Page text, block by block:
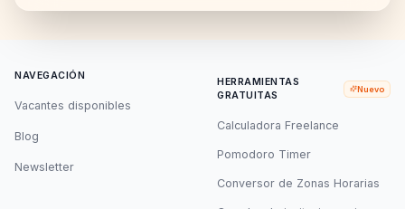
NAVEGACIÓN
Vacantes disponibles
Blog
Newsletter
HERRAMIENTAS
GRATUITAS
Nuevo
Calculadora Freelance
Pomodoro Timer
Conversor de Zonas Horarias